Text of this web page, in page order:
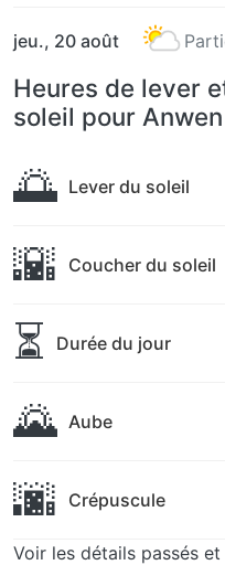
jeu., 20 août
Heures de lever
soleil pour Anwen
🌅 Lever du soleil
🌇 Coucher du soleil
⏳ Durée du jour
🌄 Aube
🌆 Crépuscule
Voir les détails passés